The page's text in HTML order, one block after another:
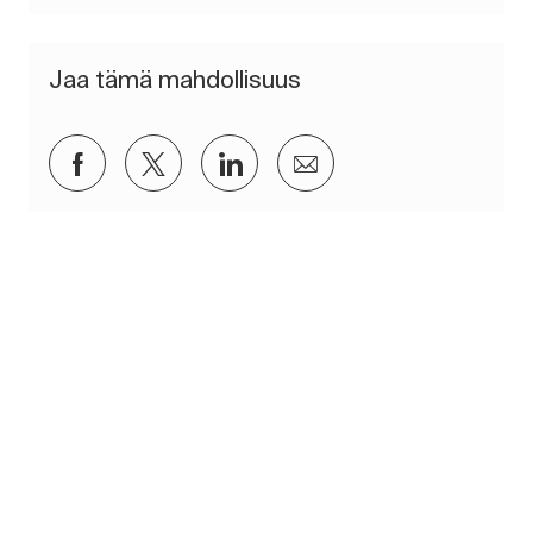
Jaa tämä mahdollisuus
Jaa Facebookin kautta
Jaa Twitterissä
Jaa LinkedInin kautta
Jaa sähköpostitse